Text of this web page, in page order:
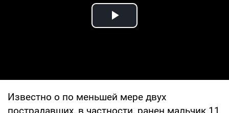
Play Video
Известно о по меньшей мере двух
пострадавших, в частности, ранен мальчик 11